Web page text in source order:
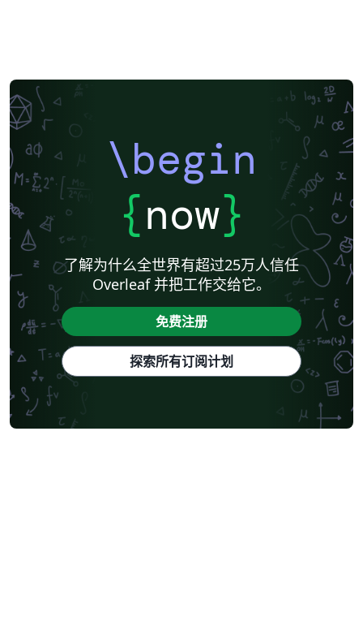
\begin
{now}
了解为什么全世界有超过25万人信任
Overleaf 并把工作交给它。
免费注册
探索所有订阅计划